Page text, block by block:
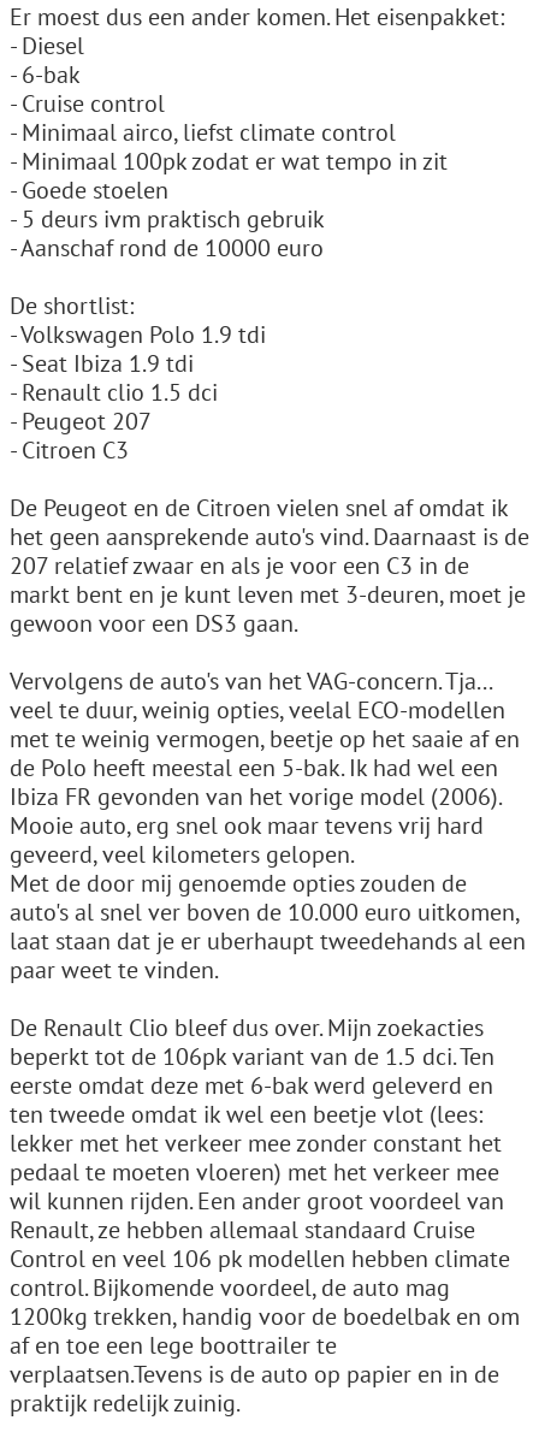
Er moest dus een ander komen. Het eisenpakket:
- Diesel
- 6-bak
- Cruise control
- Minimaal airco, liefst climate control
- Minimaal 100pk zodat er wat tempo in zit
- Goede stoelen
- 5 deurs ivm praktisch gebruik
- Aanschaf rond de 10000 euro
De shortlist:
- Volkswagen Polo 1.9 tdi
- Seat Ibiza 1.9 tdi
- Renault clio 1.5 dci
- Peugeot 207
- Citroen C3
De Peugeot en de Citroen vielen snel af omdat ik
het geen aansprekende auto's vind. Daarnaast is de
207 relatief zwaar en als je voor een C3 in de
markt bent en je kunt leven met 3-deuren, moet je
gewoon voor een DS3 gaan.
Vervolgens de auto's van het VAG-concern. Tja...
veel te duur, weinig opties, veelal ECO-modellen
met te weinig vermogen, beetje op het saaie af en
de Polo heeft meestal een 5-bak. Ik had wel een
Ibiza FR gevonden van het vorige model (2006).
Mooie auto, erg snel ook maar tevens vrij hard
geveerd, veel kilometers gelopen.
Met de door mij genoemde opties zouden de
auto's al snel ver boven de 10.000 euro uitkomen,
laat staan dat je er uberhaupt tweedehands al een
paar weet te vinden.
De Renault Clio bleef dus over. Mijn zoekacties
beperkt tot de 106pk variant van de 1.5 dci. Ten
eerste omdat deze met 6-bak werd geleverd en
ten tweede omdat ik wel een beetje vlot (lees:
lekker met het verkeer mee zonder constant het
pedaal te moeten vloeren) met het verkeer mee
wil kunnen rijden. Een ander groot voordeel van
Renault, ze hebben allemaal standaard Cruise
Control en veel 106 pk modellen hebben climate
control. Bijkomende voordeel, de auto mag
1200kg trekken, handig voor de boedelbak en om
af en toe een lege boottrailer te
verplaatsen.Tevens is de auto op papier en in de
praktijk redelijk zuinig.